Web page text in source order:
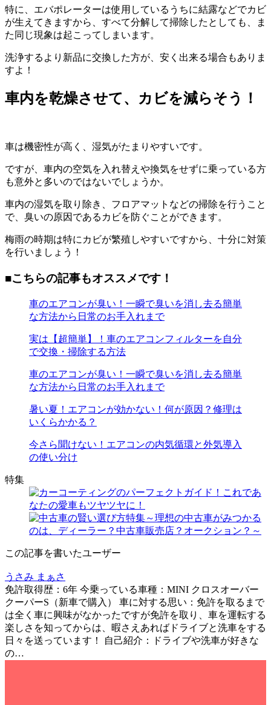
特に、エバポレーターは使用しているうちに結露などでカビ
が生えてきますから、すべて分解して掃除したとしても、ま
た同じ現象は起こってしまいます。
洗浄するより新品に交換した方が、安く出来る場合もありま
すよ！
車内を乾燥させて、カビを減らそう！
車は機密性が高く、湿気がたまりやすいです。
ですが、車内の空気を入れ替えや換気をせずに乗っている方
も意外と多いのではないでしょうか。
車内の湿気を取り除き、フロアマットなどの掃除を行うこと
で、臭いの原因であるカビを防ぐことができます。
梅雨の時期は特にカビが繁殖しやすいですから、十分に対策
を行いましょう！
■こちらの記事もオススメです！
車のエアコンが臭い！一瞬で臭いを消し去る簡単
な方法から日常のお手入れまで
実は【超簡単】！車のエアコンフィルターを自分
で交換・掃除する方法
車のエアコンが臭い！一瞬で臭いを消し去る簡単
な方法から日常のお手入れまで
暑い夏！エアコンが効かない！何が原因？修理は
いくらかかる？
今さら聞けない！エアコンの内気循環と外気導入
の使い分け
特集
この記事を書いたユーザー
うさみ まぁさ
免許取得歴：6年 今乗っている車種：MINI クロスオーバー
クーパーS（新車で購入） 車に対する思い：免許を取るまで
は全く車に興味がなかったですが免許を取り、車を運転する
楽しさを知ってからは、暇さえあればドライブと洗車をする
日々を送っています！ 自己紹介：ドライブや洗車が好きな
の…